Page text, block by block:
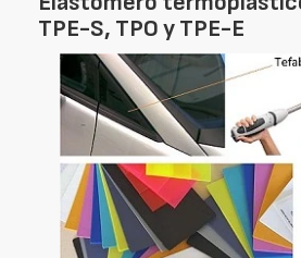
TPE-S, TPO y TPE-E